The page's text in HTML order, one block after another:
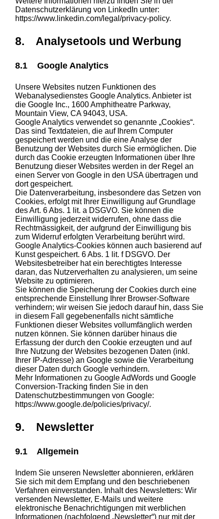
Datenschutzerklärung von LinkedIn unter:
https://www.linkedin.com/legal/privacy-policy.
8. Analysetools und Werbung
8.1 Google Analytics
Unsere Websites nutzen Funktionen des
Webanalysedienstes Google Analytics. Anbieter ist
die Google Inc., 1600 Amphitheatre Parkway,
Mountain View, CA 94043, USA.
Google Analytics verwendet so genannte „Cookies“.
Das sind Textdateien, die auf Ihrem Computer
gespeichert werden und die eine Analyse der
Benutzung der Websites durch Sie ermöglichen. Die
durch das Cookie erzeugten Informationen über Ihre
Benutzung dieser Websites werden in der Regel an
einen Server von Google in den USA übertragen und
dort gespeichert.
Die Datenverarbeitung, insbesondere das Setzen von
Cookies, erfolgt mit Ihrer Einwilligung auf Grundlage
des Art. 6 Abs. 1 lit. a DSGVO. Sie können die
Einwilligung jederzeit widerrufen, ohne dass die
Rechtmässigkeit, der aufgrund der Einwilligung bis
zum Widerruf erfolgten Verarbeitung berührt wird.
Google Analytics-Cookies können auch basierend auf
Kunst gespeichert. 6 Abs. 1 lit. f DSGVO. Der
Websitesbetreiber hat ein berechtigtes Interesse
daran, das Nutzerverhalten zu analysieren, um seine
Website zu optimieren.
Sie können die Speicherung der Cookies durch eine
entsprechende Einstellung Ihrer Browser-Software
verhindern; wir weisen Sie jedoch darauf hin, dass Sie
in diesem Fall gegebenenfalls nicht sämtliche
Funktionen dieser Websites vollumfänglich werden
nutzen können. Sie können darüber hinaus die
Erfassung der durch den Cookie erzeugten und auf
Ihre Nutzung der Websites bezogenen Daten (inkl.
Ihrer IP-Adresse) an Google sowie die Verarbeitung
dieser Daten durch Google verhindern.
Mehr Informationen zu Google AdWords und Google
Conversion-Tracking finden Sie in den
Datenschutzbestimmungen von Google:
https://www.google.de/policies/privacy/.
9. Newsletter
9.1 Allgemein
Indem Sie unseren Newsletter abonnieren, erklären
Sie sich mit dem Empfang und den beschriebenen
Verfahren einverstanden. Inhalt des Newsletters: Wir
versenden Newsletter, E-Mails und weitere
elektronische Benachrichtigungen mit werblichen
Informationen (nachfolgend „Newsletter“) nur mit der